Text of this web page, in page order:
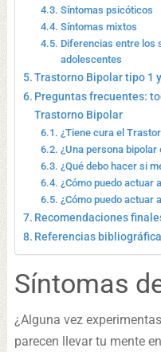
Síntomas psicóticos
Síntomas mixtos
Diferencias entre los
adolescentes
Trastorno Bipolar tipo 1
Preguntas frecuentes:
Trastorno Bipolar
¿Tiene cura el
¿Una persona
¿Qué debo hacer si
¿Cómo puedo actuar
¿Cómo puedo actuar
Recomendaciones
Referencias
Síntomas
¿Alguna vez
parecen llevar tu mente